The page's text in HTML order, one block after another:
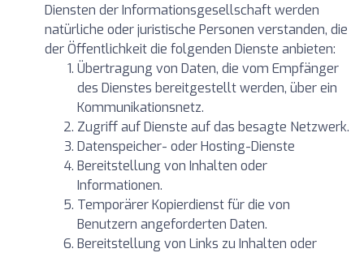
Diensten der Informationsgesellschaft werden
natürliche oder juristische Personen verstanden, die
der Öffentlichkeit die folgenden Dienste anbieten:
Übertragung von Daten, die vom Empfänger
des Dienstes bereitgestellt werden, über ein
Kommunikationsnetz.
Zugriff auf Dienste auf das besagte Netzwerk.
Datenspeicher- oder Hosting-Dienste
Bereitstellung von Inhalten oder
Informationen.
Temporärer Kopierdienst für die von
Benutzern angeforderten Daten.
Bereitstellung von Links zu Inhalten oder